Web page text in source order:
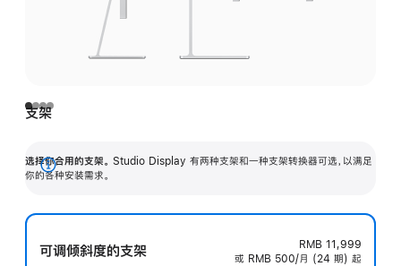
支架
选择你合用的支架。 Studio Display 有两种支架和一种支架转换器可选，以满足
你的各种安装需求。
展
可调倾斜度的支架
RMB 11,999
或 RMB 500/月 (24 期) 起